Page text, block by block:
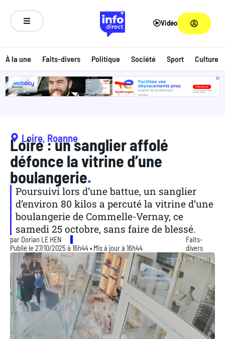
Vidéo
À la une Faits-divers Politique Société Sport Culture
ANNONCE
Loire, Roanne
Loire : un sanglier affolé
défonce la vitrine d’une
boulangerie.
Poursuivi lors d’une battue, un sanglier
d’environ 80 kilos a percuté la vitrine d’une
boulangerie de Commelle-Vernay, ce
samedi 25 octobre, sans faire de blessé.
par Dorian LE HEN
Publié le 27/10/2025 à 16h44 • Mis à jour à 16h44
Faits-
divers